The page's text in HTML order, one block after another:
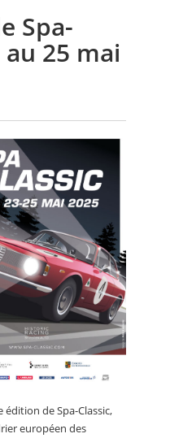
Spa-
25 mai
édition de Spa-Classic,
européen des